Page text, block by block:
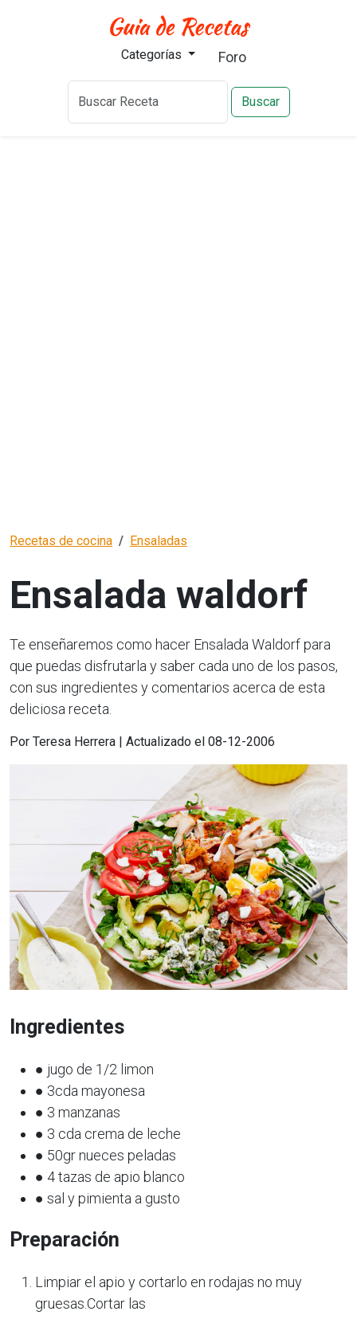
Categorías Foro
Buscar
Recetas de cocina Ensaladas
Ensalada waldorf
Te enseñaremos como hacer Ensalada Waldorf para
que puedas disfrutarla y saber cada uno de los pasos,
con sus ingredientes y comentarios acerca de esta
deliciosa receta.
Por Teresa Herrera | Actualizado el 08-12-2006
Ingredientes
● jugo de 1/2 limon
● 3cda mayonesa
● 3 manzanas
● 3 cda crema de leche
● 50gr nueces peladas
● 4 tazas de apio blanco
● sal y pimienta a gusto
Preparación
Limpiar el apio y cortarlo en rodajas no muy
gruesas.Cortar las